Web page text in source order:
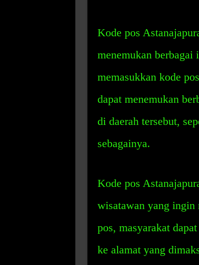
Kode pos
menemukan berbagai
memasukkan kode
dapat menemukan
di daerah tersebut,
sebagainya.
Kode pos
wisatawan yang ingin
pos, masyarakat
ke alamat yang